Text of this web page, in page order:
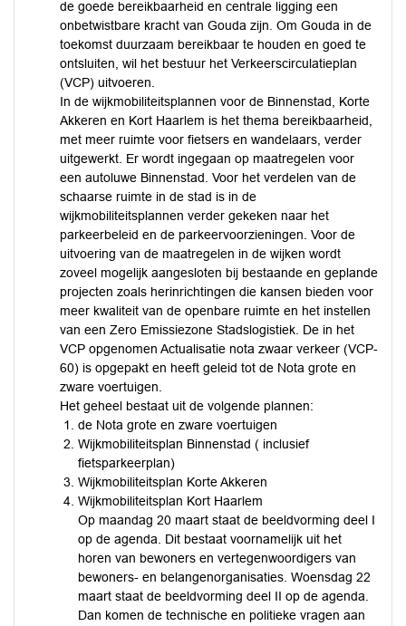
de goede bereikbaarheid en centrale ligging een
onbetwistbare kracht van Gouda zijn. Om Gouda in de
toekomst duurzaam bereikbaar te houden en goed te
ontsluiten, wil het bestuur het Verkeerscirculatieplan
(VCP) uitvoeren.
In de wijkmobiliteitsplannen voor de Binnenstad, Korte
Akkeren en Kort Haarlem is het thema bereikbaarheid,
met meer ruimte voor fietsers en wandelaars, verder
uitgewerkt. Er wordt ingegaan op maatregelen voor
een autoluwe Binnenstad. Voor het verdelen van de
schaarse ruimte in de stad is in de
wijkmobiliteitsplannen verder gekeken naar het
parkeerbeleid en de parkeervoorzieningen. Voor de
uitvoering van de maatregelen in de wijken wordt
zoveel mogelijk aangesloten bij bestaande en geplande
projecten zoals herinrichtingen die kansen bieden voor
meer kwaliteit van de openbare ruimte en het instellen
van een Zero Emissiezone Stadslogistiek. De in het
VCP opgenomen Actualisatie nota zwaar verkeer (VCP-
60) is opgepakt en heeft geleid tot de Nota grote en
zware voertuigen.
Het geheel bestaat uit de volgende plannen:
de Nota grote en zware voertuigen
Wijkmobiliteitsplan Binnenstad ( inclusief
fietsparkeerplan)
Wijkmobiliteitsplan Korte Akkeren
Wijkmobiliteitsplan Kort Haarlem
Op maandag 20 maart staat de beeldvorming deel I
op de agenda. Dit bestaat voornamelijk uit het
horen van bewoners en vertegenwoordigers van
bewoners- en belangenorganisaties. Woensdag 22
maart staat de beeldvorming deel II op de agenda.
Dan komen de technische en politieke vragen aan